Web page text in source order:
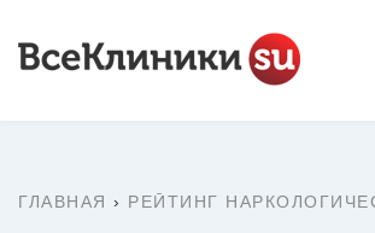
ГЛАВНАЯ › РЕЙТИНГ